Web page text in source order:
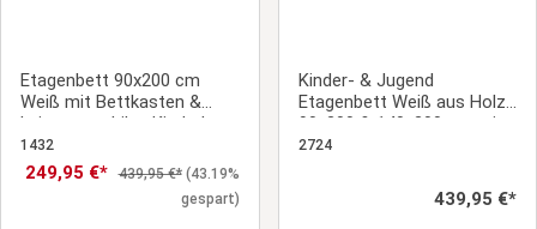
Etagenbett 90x200 cm
Weiß mit Bettkasten &
Leiter – stabiles Kinderbett
mit Lattenrost
1432
Verkaufspreis:
249,95 €* Regulärer Preis:
439,95 €* (43.19%
gespart)
Kinder- & Jugend
Etagenbett Weiß aus Holz
90x200 & 140x200 cm mit
2 Bettkästen und 2
2724
Regulärer Preis:
439,95 €*